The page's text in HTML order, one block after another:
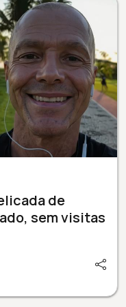
de
sem visitas